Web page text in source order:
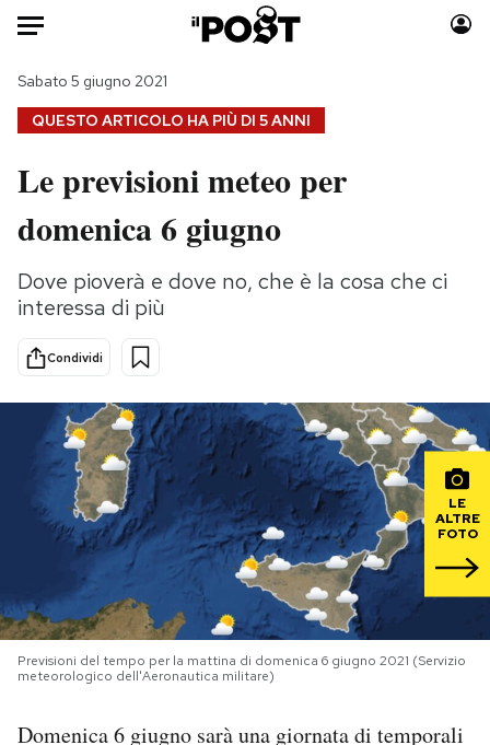
HOME
Italia
Politica
Tecnologia
Internet
Scienza
Cultura
Economia
Sport
Moda
Consumismi
Storie/Idee
Altrecose
Mondiali calcio 2026
PODCAST
NEWSLETTER
I MIEI PREFERITI
QUESTO ARTICOLO HA PIÙ DI 5 ANNI
Sabato 5 giugno 2021
Le previsioni meteo per
domenica 6 giugno
Dove pioverà e dove no, che è la cosa che ci
interessa di più
Condividi
LE
ALTRE
FOTO
Previsioni del tempo per la mattina di domenica 6 giugno 2021 (Servizio
meteorologico dell'Aeronautica militare)
Domenica 6 giugno sarà una giornata di temporali